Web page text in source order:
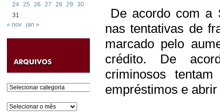
24 25 26 27 28 29
30
31
« nov
jan »
Categorias
Arquivos
De acordo com a
nas tentativas de
marcado pelo
crédito. De
criminosos
empréstimos e